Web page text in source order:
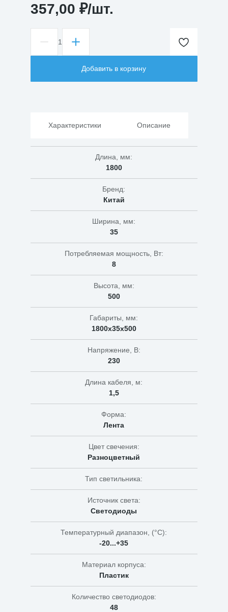
357,00 ₽/шт.
Количество
товара
B1805-
1
Добавить в корзину
Характеристики Описание
Длина, мм:
1800
Бренд:
Китай
Ширина, мм:
35
Потребляемая мощность, Вт:
8
Высота, мм:
500
Габариты, мм:
1800х35х500
Напряжение, В:
230
Длина кабеля, м:
1,5
Форма:
Лента
Цвет свечения:
Разноцветный
Тип светильника:
Источник света:
Светодиоды
Температурный диапазон, (°C):
-20...+35
Материал корпуса:
Пластик
Количество светодиодов:
48